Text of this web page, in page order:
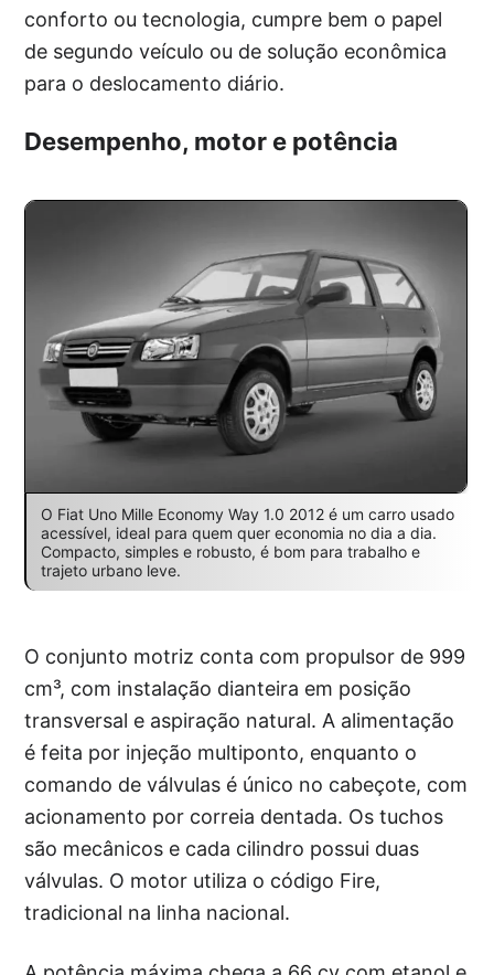
conforto ou tecnologia, cumpre bem o papel
de segundo veículo ou de solução econômica
para o deslocamento diário.
Desempenho, motor e potência
O Fiat Uno Mille Economy Way 1.0 2012 é um carro usado
acessível, ideal para quem quer economia no dia a dia.
Compacto, simples e robusto, é bom para trabalho e
trajeto urbano leve.
O conjunto motriz conta com propulsor de 999
cm³, com instalação dianteira em posição
transversal e aspiração natural. A alimentação
é feita por injeção multiponto, enquanto o
comando de válvulas é único no cabeçote, com
acionamento por correia dentada. Os tuchos
são mecânicos e cada cilindro possui duas
válvulas. O motor utiliza o código Fire,
tradicional na linha nacional.